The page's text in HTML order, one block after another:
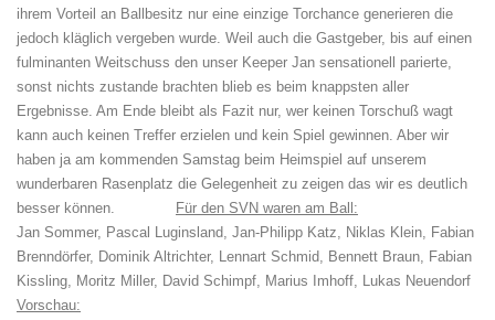
ihrem Vorteil an Ballbesitz nur eine einzige Torchance generieren die
jedoch kläglich vergeben wurde. Weil auch die Gastgeber, bis auf einen
fulminanten Weitschuss den unser Keeper Jan sensationell parierte,
sonst nichts zustande brachten blieb es beim knappsten aller
Ergebnisse. Am Ende bleibt als Fazit nur, wer keinen Torschuß wagt
kann auch keinen Treffer erzielen und kein Spiel gewinnen. Aber wir
haben ja am kommenden Samstag beim Heimspiel auf unserem
wunderbaren Rasenplatz die Gelegenheit zu zeigen das wir es deutlich
besser können.
Für den SVN waren am Ball:
Jan Sommer, Pascal Luginsland, Jan-Philipp Katz, Niklas Klein, Fabian
Brenndörfer, Dominik Altrichter, Lennart Schmid, Bennett Braun, Fabian
Kissling, Moritz Miller, David Schimpf, Marius Imhoff, Lukas Neuendorf
Vorschau: